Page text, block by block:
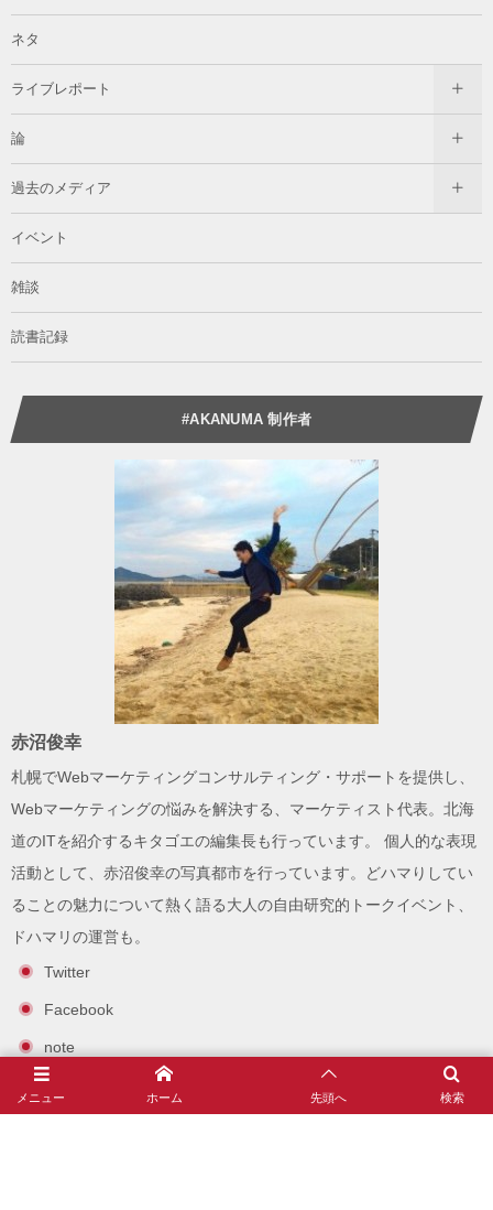
ネタ
ライブレポート
論
過去のメディア
イベント
雑談
読書記録
#AKANUMA 制作者
赤沼俊幸
札幌でWebマーケティングコンサルティング・サポートを提供し、
Webマーケティングの悩みを解決する、 マーケティスト代表。北海
道のITを紹介するキタゴエの編集長も行っています。 個人的な表現
活動として、 赤沼俊幸の写真都市を行っています。どハマりしてい
ることの魅力について熱く語る大人の自由研究的トークイベント、
ドハマリの運営も。
Twitter
Facebook
note
Instagram
メニュー 検索
ホーム 先頭へ